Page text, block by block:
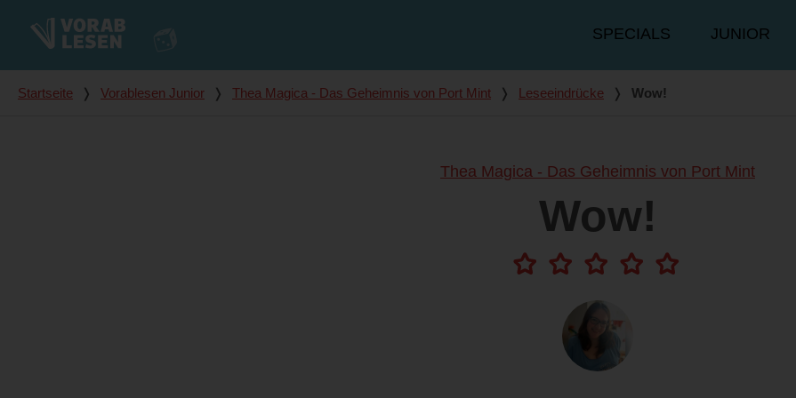
Hauptmenü
SPECIALS JUNIOR
Du bist hier
Startseite ❭ Vorablesen Junior ❭ Thea Magica - Das Geheimnis von Port Mint ❭ Leseeindrücke ❭ Wow!
Thea Magica - Das Geheimnis von Port Mint
Wow!